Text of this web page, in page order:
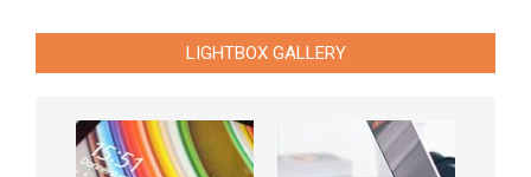
LIGHTBOX GALLERY